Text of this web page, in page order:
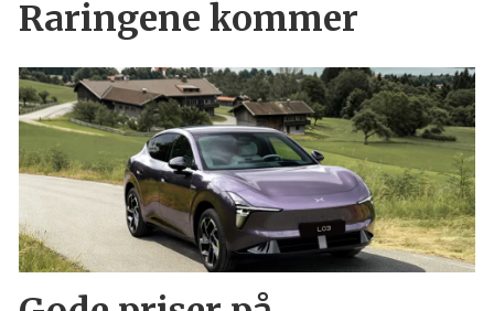
Raringene kommer